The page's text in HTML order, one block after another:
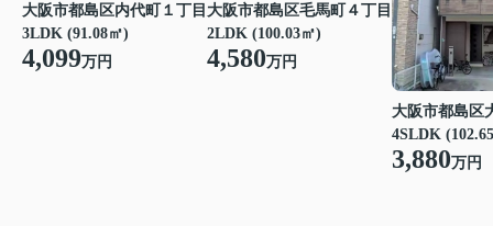
大阪市都島区内代町１丁目
3LDK (91.08㎡)
4,099万円
大阪市都島区毛馬町４丁目
2LDK (100.03㎡)
4,580万円
大阪市都島区
4SLDK
3,880万円